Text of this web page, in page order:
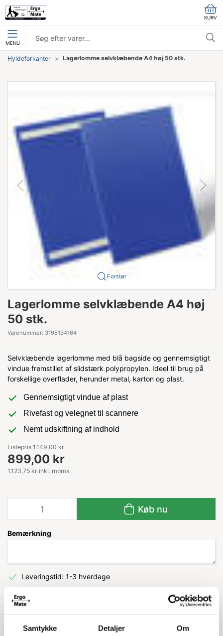
Samtykke Detaljer Om
KURV
MENU
Hyldeforkanter Lagerlomme selvklæbende A4 høj 50 stk.
Forstør
Lagerlomme selvklæbende A4 høj
50 stk.
Varenummer: 3195134164
Selvklæbende lagerlomme med blå bagside og gennemsigtigt
vindue fremstillet af slidstærk polypropylen. Ideel til brug på
forskellige overflader, herunder metal, karton og plast.
Gennemsigtigt vindue af plast
Rivefast og velegnet til scannere
Nemt udskiftning af indhold
Listepris 1.149,00 kr
899,00 kr
1.123,75 kr inkl. moms
Køb nu
Bemærkning
Leveringstid: 1-3 hverdage